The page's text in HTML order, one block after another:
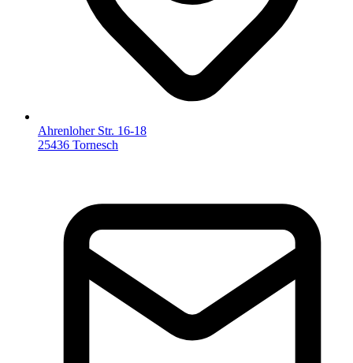
Ahrenloher Str. 16-18
25436 Tornesch